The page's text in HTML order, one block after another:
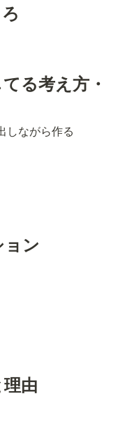
る考え方・
しながら作る
ン
由